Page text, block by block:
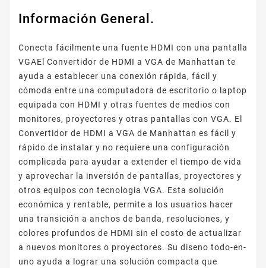
Información General.
Conecta fácilmente una fuente HDMI con una pantalla
VGAEl Convertidor de HDMI a VGA de Manhattan te
ayuda a establecer una conexión rápida, fácil y
cómoda entre una computadora de escritorio o laptop
equipada con HDMI y otras fuentes de medios con
monitores, proyectores y otras pantallas con VGA. El
Convertidor de HDMI a VGA de Manhattan es fácil y
rápido de instalar y no requiere una configuración
complicada para ayudar a extender el tiempo de vida
y aprovechar la inversión de pantallas, proyectores y
otros equipos con tecnologia VGA. Esta solución
económica y rentable, permite a los usuarios hacer
una transición a anchos de banda, resoluciones, y
colores profundos de HDMI sin el costo de actualizar
a nuevos monitores o proyectores. Su diseno todo-en-
uno ayuda a lograr una solución compacta que